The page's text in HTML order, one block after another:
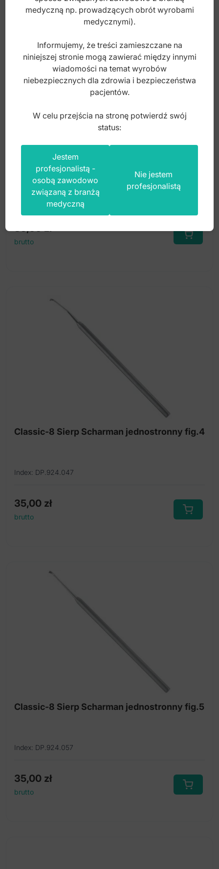
Classic-8 Sierp Scharman jednostronny fig.3
Index: DP.924.037
brutto
Classic-8 Sierp Scharman jednostronny fig.4
Index: DP.924.047
35,00 zł
brutto
Classic-8 Sierp Scharman jednostronny fig.5
Index: DP.924.057
35,00 zł
brutto
medyczną np. prowadzących obrót wyrobami
medycznymi).
Informujemy, że treści zamieszczane na
niniejszej stronie mogą zawierać między innymi
wiadomości na temat wyrobów
niebezpiecznych dla zdrowia i bezpieczeństwa
pacjentów.
W celu przejścia na stronę potwierdź swój
status:
Jestem
profesjonalistą -
osobą zawodowo
związaną z branżą
medyczną
Nie jestem
profesjonalistą